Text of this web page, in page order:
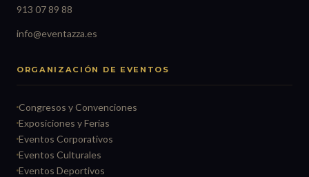
913 07 89 88
info@eventazza.es
ORGANIZACIÓN DE EVENTOS
Congresos y Convenciones
Exposiciones y Ferias
Eventos Corporativos
Eventos Culturales
Eventos Deportivos